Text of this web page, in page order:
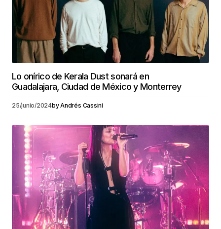
Lo onírico de Kerala Dust sonará en
Guadalajara, Ciudad de México y Monterrey
25/junio/2024byAndrés Cassini